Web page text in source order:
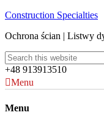
Construction Specialties
Ochrona ścian | Listwy
+48 913913510
Menu
Menu